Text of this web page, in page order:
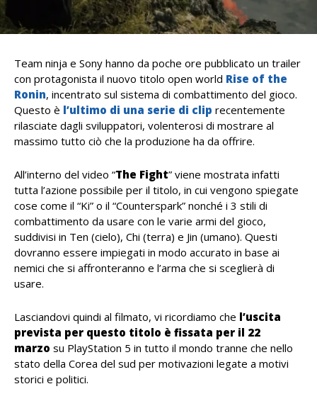
Team ninja e Sony hanno da poche ore pubblicato un trailer
con protagonista il nuovo titolo open world Rise of the
Ronin, incentrato sul sistema di combattimento del gioco.
Questo è l’ultimo di una serie di clip recentemente
rilasciate dagli sviluppatori, volenterosi di mostrare al
massimo tutto ciò che la produzione ha da offrire.
All’interno del video “The Fight” viene mostrata infatti
tutta l’azione possibile per il titolo, in cui vengono spiegate
cose come il “Ki” o il “Counterspark” nonché i 3 stili di
combattimento da usare con le varie armi del gioco,
suddivisi in Ten (cielo), Chi (terra) e Jin (umano). Questi
dovranno essere impiegati in modo accurato in base ai
nemici che si affronteranno e l’arma che si sceglierà di
usare.
Lasciandovi quindi al filmato, vi ricordiamo che l’uscita
prevista per questo titolo è fissata per il 22
marzo su PlayStation 5 in tutto il mondo tranne che nello
stato della Corea del sud per motivazioni legate a motivi
storici e politici.